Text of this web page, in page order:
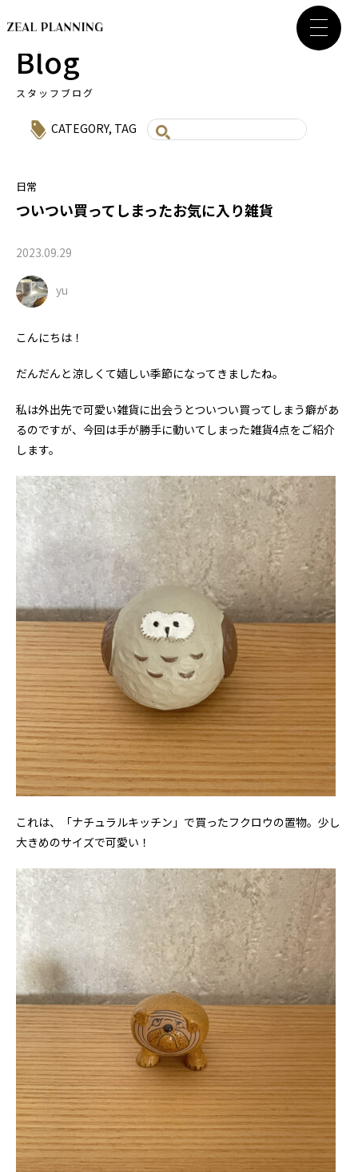
Blog
スタッフブログ
CATEGORY, TAG
日常
ついつい買ってしまったお気に入り雑貨
2023.09.29
yu
こんにちは！
だんだんと涼しくて嬉しい季節になってきましたね。
私は外出先で可愛い雑貨に出会うとついつい買ってしまう癖があ
るのですが、今回は手が勝手に動いてしまった雑貨4点をご紹介
します。
これは、「ナチュラルキッチン」で買ったフクロウの置物。少し
大きめのサイズで可愛い！